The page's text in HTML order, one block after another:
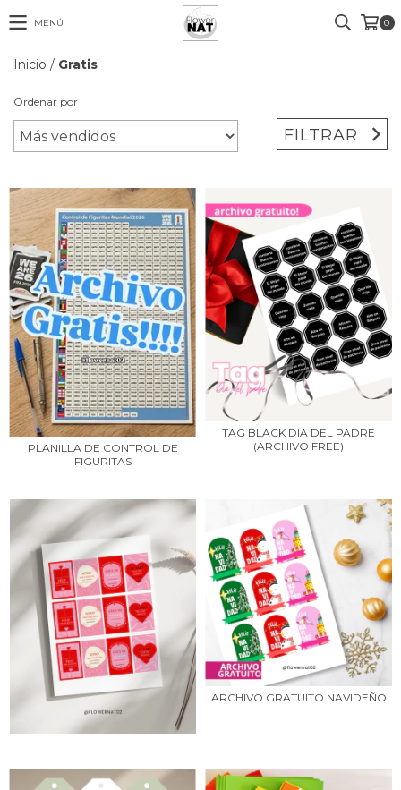
MENÚ 0
Inicio / Gratis
Ordenar por
FILTRAR
PLANILLA DE CONTROL DE
FIGURITAS
TAG BLACK DIA DEL PADRE
(ARCHIVO FREE)
ARCHIVO GRATUITO NAVIDEÑO